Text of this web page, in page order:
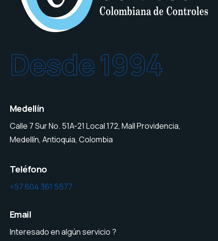
Desde 1994
Medellín
Calle 7 Sur No. 51A-21 Local 172, Mall Providencia,
Medellín, Antioquia, Colombia
Teléfono
+57 604 361 5577
Email
Interesado en algún servicio ?